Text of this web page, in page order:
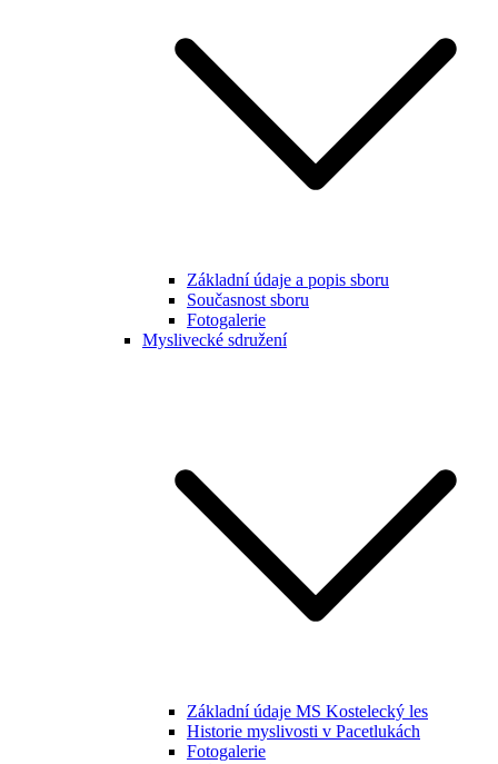
Základní údaje a popis sboru
Současnost sboru
Fotogalerie
Myslivecké sdružení
Základní údaje MS Kostelecký les
Historie myslivosti v Pacetlukách
Fotogalerie